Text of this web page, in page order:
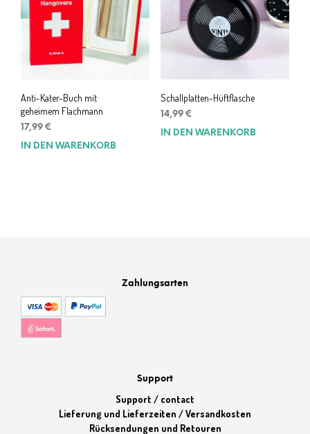
Anti-Kater-Buch mit
geheimem Flachmann
17,99 €
IN DEN WARENKORB
Schallplatten-Hüftflasche
14,99 €
IN DEN WARENKORB
Zahlungsarten
Support
Support / contact
Lieferung und Lieferzeiten / Versandkosten
Rücksendungen und Retouren